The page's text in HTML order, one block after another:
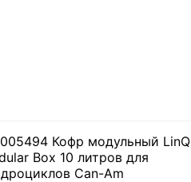
Кофр модульный LinQ
Box 10 литров для
Can-Am